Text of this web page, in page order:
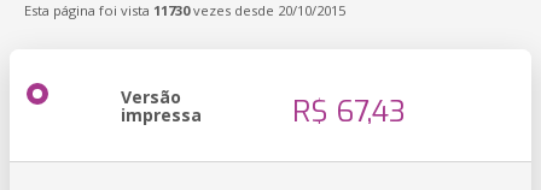
Esta página foi vista 11730vezes desde 20/10/2015
Versão
impressa R$ 67,43